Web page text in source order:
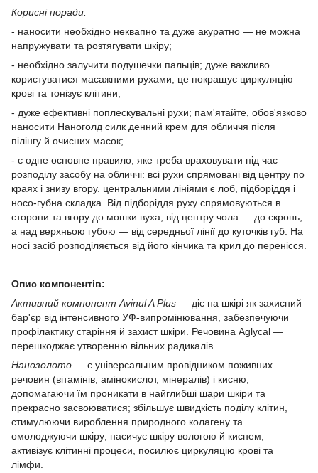
Корисні поради:
- наносити необхідно неквапно та дуже акуратно — не можна
напружувати та розтягувати шкіру;
- необхідно залучити подушечки пальців; дуже важливо
користуватися масажними рухами, це покращує циркуляцію
крові та тонізує клітини;
- дуже ефективні поплескувальні рухи; пам'ятайте, обов'язково
наносити Наноголд силк денний крем для обличчя після
пілінгу й очисних масок;
- є одне основне правило, яке треба враховувати під час
розподілу засобу на обличчі: всі рухи спрямовані від центру по
краях і знизу вгору. центральними лініями є лоб, підборіддя і
носо-губна складка. Від підборіддя руху спрямовуються в
сторони та вгору до мошки вуха, від центру чола — до скронь,
а над верхньою губою — від середньої лінії до куточків губ. На
носі засіб розподіляється від його кінчика та крил до перенісся.
Опис компонентів:
Активний компонент Avinul A Plus — діє на шкірі як захисний
бар'єр від інтенсивного УФ-випромінювання, забезпечуючи
профілактику старіння й захист шкіри. Речовина Aglycal —
перешкоджає утворенню вільних радикалів.
Нанозолото — є універсальним провідником поживних
речовин (вітамінів, амінокислот, мінералів) і кисню,
допомагаючи їм проникати в найглибші шари шкіри та
прекрасно засвоюватися; збільшує швидкість поділу клітин,
стимулюючи вироблення природного колагену та
омолоджуючи шкіру; насичує шкіру вологою й киснем,
активізує клітинні процеси, посилює циркуляцію крові та
лімфи.